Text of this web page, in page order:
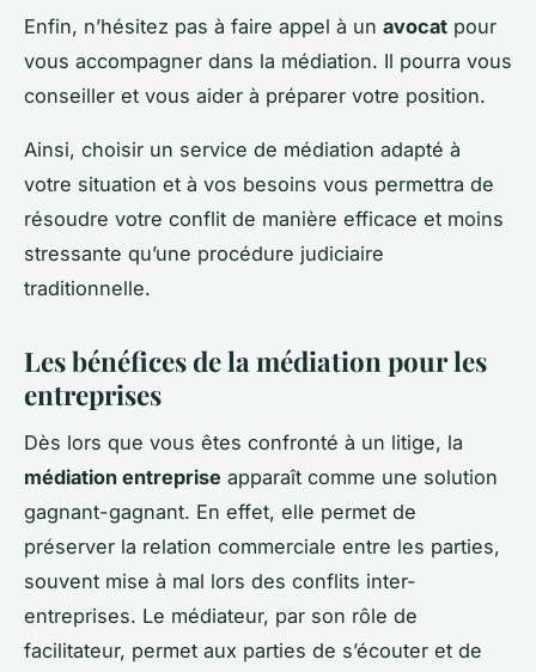
Enfin, n’hésitez pas à faire appel à un avocat pour
vous accompagner dans la médiation. Il pourra vous
conseiller et vous aider à préparer votre position.
Ainsi, choisir un service de médiation adapté à
votre situation et à vos besoins vous permettra de
résoudre votre conflit de manière efficace et moins
stressante qu’une procédure judiciaire
traditionnelle.
Les bénéfices de la médiation pour les
entreprises
Dès lors que vous êtes confronté à un litige, la
médiation entreprise apparaît comme une solution
gagnant-gagnant. En effet, elle permet de
préserver la relation commerciale entre les parties,
souvent mise à mal lors des conflits inter-
entreprises. Le médiateur, par son rôle de
facilitateur, permet aux parties de s’écouter et de